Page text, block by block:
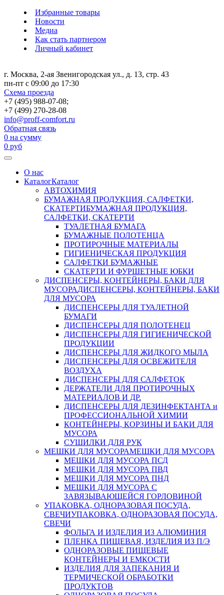
Избранные товары
Новости
Медиа
Как стать партнером
Личный кабинет
г. Москва, 2-ая Звенигородская ул., д. 13, стр. 43
пн-пт с 09:00 до 17:30
Схема проезда
+7 (495) 988-07-08;
+7 (499) 270-28-08
info@proff-comfort.ru
Обратная связь
0 на сумму
0 руб
О нас
КаталогКаталог
АВТОХИМИЯ
БУМАЖНАЯ ПРОДУКЦИЯ, САЛФЕТКИ,
СКАТЕРТИБУМАЖНАЯ ПРОДУКЦИЯ,
САЛФЕТКИ, СКАТЕРТИ
ТУАЛЕТНАЯ БУМАГА
БУМАЖНЫЕ ПОЛОТЕНЦА
ПРОТИРОЧНЫЕ МАТЕРИАЛЫ
ГИГИЕНИЧЕСКАЯ ПРОДУКЦИЯ
САЛФЕТКИ БУМАЖНЫЕ
СКАТЕРТИ И ФУРШЕТНЫЕ ЮБКИ
ДИСПЕНСЕРЫ, КОНТЕЙНЕРЫ, БАКИ ДЛЯ
МУСОРАДИСПЕНСЕРЫ, КОНТЕЙНЕРЫ, БАКИ
ДЛЯ МУСОРА
ДИСПЕНСЕРЫ ДЛЯ ТУАЛЕТНОЙ
БУМАГИ
ДИСПЕНСЕРЫ ДЛЯ ПОЛОТЕНЕЦ
ДИСПЕНСЕРЫ ДЛЯ ГИГИЕНИЧЕСКОЙ
ПРОДУКЦИИ
ДИСПЕНСЕРЫ ДЛЯ ЖИДКОГО МЫЛА
ДИСПЕНСЕРЫ ДЛЯ ОСВЕЖИТЕЛЯ
ВОЗДУХА
ДИСПЕНСЕРЫ ДЛЯ САЛФЕТОК
ДЕРЖАТЕЛИ ДЛЯ ПРОТИРОЧНЫХ
МАТЕРИАЛОВ И ДР.
ДИСПЕНСЕРЫ ДЛЯ ДЕЗИНФЕКТАНТА и
ПРОФЕССИОНАЛЬНОЙ ХИМИИ
КОНТЕЙНЕРЫ, КОРЗИНЫ И БАКИ ДЛЯ
МУСОРА
СУШИЛКИ ДЛЯ РУК
МЕШКИ ДЛЯ МУСОРАМЕШКИ ДЛЯ МУСОРА
МЕШКИ ДЛЯ МУСОРА ПСД
МЕШКИ ДЛЯ МУСОРА ПВД
МЕШКИ ДЛЯ МУСОРА ПНД
МЕШКИ ДЛЯ МУСОРА С
ЗАВЯЗЫВАЮЩЕЙСЯ ГОРЛОВИНОЙ
УПАКОВКА, ОДНОРАЗОВАЯ ПОСУДА,
СВЕЧИУПАКОВКА, ОДНОРАЗОВАЯ ПОСУДА,
СВЕЧИ
ФОЛЬГА И ИЗДЕЛИЯ ИЗ АЛЮМИНИЯ
ПЛЕНКА ПИЩЕВАЯ, ИЗДЕЛИЯ ИЗ П/Э
ОДНОРАЗОВЫЕ ПИЩЕВЫЕ
КОНТЕЙНЕРЫ И ЕМКОСТИ
ИЗДЕЛИЯ ДЛЯ ЗАПЕКАНИЯ И
ТЕРМИЧЕСКОЙ ОБРАБОТКИ
ПРОДУКТОВ